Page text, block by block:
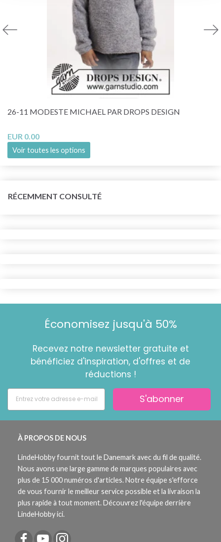
26-11 MODESTE MICHAEL PAR DROPS DESIGN
EUR 0.00
Voir toutes les options
RÉCEMMENT CONSULTÉ
Économisez jusqu'à 50%
Recevez notre newsletter gratuite et
bénéficiez d'inspiration, d'offres et de
réductions !
S'abonner
À PROPOS DE NOUS
LindeHobby fournit tout le Danemark avec du fil de qualité.
Nous avons une large gamme de marques populaires avec
plus de 15 000 numéros d'articles. Notre équipe s'efforce
de vous fournir le meilleur service possible et la livraison la
plus rapide à tout moment. Découvrez l'équipe derrière
LindeHobby ici.